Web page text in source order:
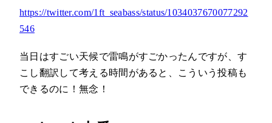
https://twitter.com/1ft_seabass/status/1034037670077292
546
当日はすごい天候で雷鳴がすごかったんですが、す
こし翻訳して考える時間があると、こういう投稿も
できるのに！無念！